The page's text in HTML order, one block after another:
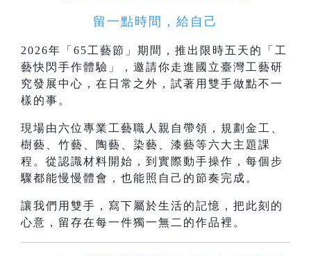
留一點時間，給自己
2026年「65工藝節」期間，推出限時五天的「工
藝快閃手作體驗」，邀請你走進國立臺灣工藝研
究發展中心，在日常之外，試著用雙手做點不一
樣的事。
現場由六位專業工藝職人親自帶領，規劃金工、
樹藝、竹藝、陶藝、染藝、漆藝等六大主題課
程。從認識材料開始，到實際動手操作，每個步
驟都能慢慢體會，也能照自己的節奏完成。
讓我們用雙手，寫下屬於生活的記憶，把此刻的
心意，留存在每一件獨一無二的作品裡。